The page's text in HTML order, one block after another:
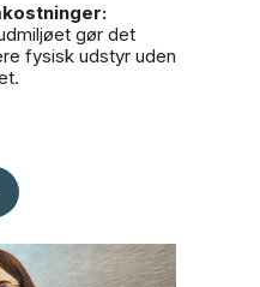
gør det
fysisk udstyr uden